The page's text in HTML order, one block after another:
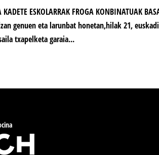
KADETE ESKOLARRAK FROGA KONBINATUAK
genuen eta larunbat honetan,hilak 21,
txapelketa garaia...